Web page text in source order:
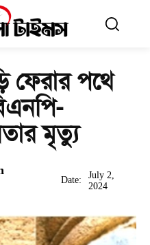
ফেরার পথে
মৃত্যু
Date:
July 2,
2024